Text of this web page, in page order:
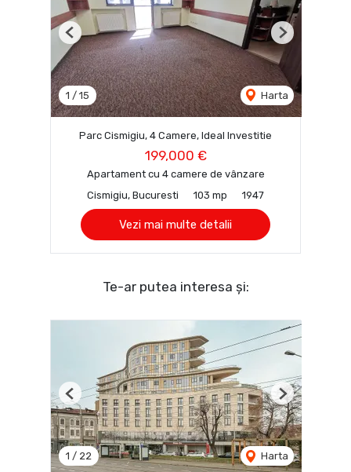
1 / 15 Harta
Previous Next
Parc Cismigiu, 4 Camere, Ideal Investitie
199,000 €
Apartament cu 4 camere de vânzare
Cismigiu, Bucuresti
103 mp 1947
Vezi mai multe detalii
Te-ar putea interesa și:
1 / 22 Harta
Previous Next